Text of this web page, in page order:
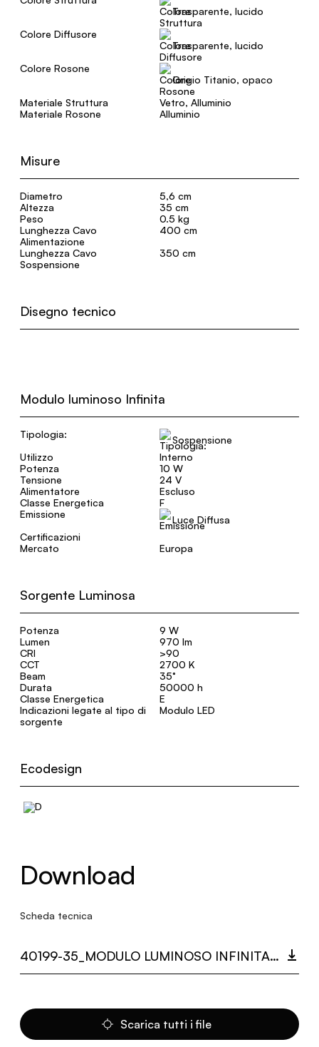
Trasparente, lucido
Colore Diffusore
Trasparente, lucido
Colore Rosone
Grigio Titanio, opaco
Materiale Struttura
Vetro, Alluminio
Materiale Rosone
Alluminio
Misure
Diametro
5,6 cm
Altezza
35 cm
Peso
0.5 kg
Lunghezza Cavo
Alimentazione
400 cm
Lunghezza Cavo
Sospensione
350 cm
Disegno tecnico
Modulo luminoso Infinita
Tipologia:
Sospensione
Utilizzo
Interno
Potenza
10 W
Tensione
24 V
Alimentatore
Escluso
Classe Energetica
F
Emissione
Luce Diffusa
Certificazioni
Mercato
Europa
Sorgente Luminosa
Potenza
9 W
Lumen
970 lm
CRI
>90
CCT
2700 K
Beam
35°
Durata
50000 h
Classe Energetica
E
Indicazioni legate al tipo di
sorgente
Modulo LED
Ecodesign
Download
Scheda tecnica
40199-35_MODULO LUMINOSO INFINITA.PDF
Scarica tutti i file